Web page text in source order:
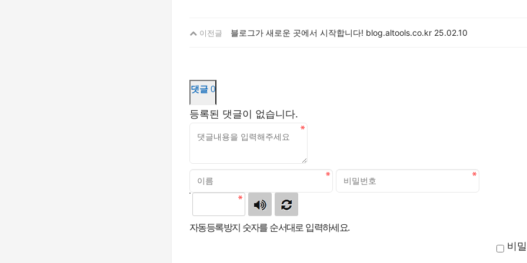
이전글 블로그가 새로운 곳에서 시작합니다! blog.altools.co.kr 25.02.10
댓글 0
등록된 댓글이 없습니다.
자동등록방지 숫자를 순서대로 입력하세요.
비